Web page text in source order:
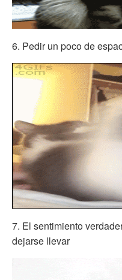
6. Pedir un poco de
7. El sentimiento
dejarse llevar